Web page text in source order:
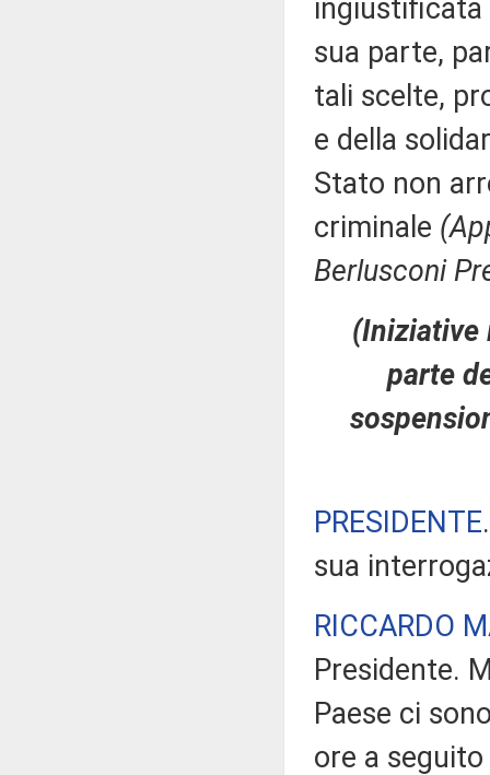
ingiustificata
sua parte,
tali scelte,
e della
Stato non
criminale
Berlusconi
(Iniziative
parte
PRESIDENTE
sua
RICCARDO
Presidente.
Paese ci
ore a